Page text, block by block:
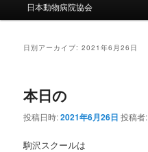
メ
日本動物病院協会
日別アーカイブ:2021年6月26日
本日の
投稿日時:2021年6月26日 投稿者:
駒沢スクールは